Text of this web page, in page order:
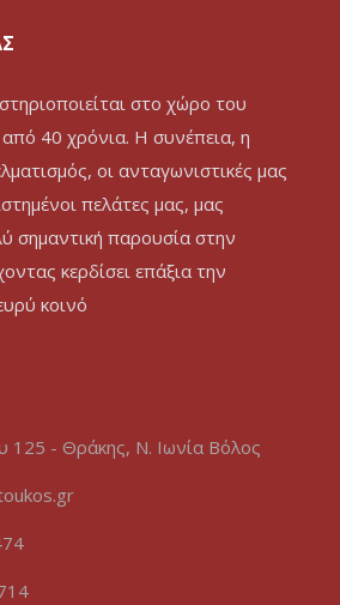
στο χώρο του
40 χρόνια. Η συνέπεια, η
οι ανταγωνιστικές μας
πελάτες μας, μας
σημαντική παρουσία στην
κερδίσει επάξια την
κοινό
125 - Θράκης, Ν. Ιωνία Βόλος